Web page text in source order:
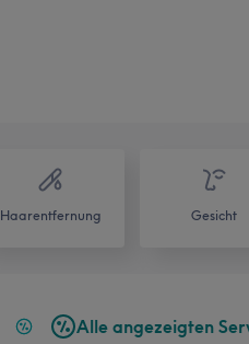
Haarentfernung Gesicht
Alle angezeigten